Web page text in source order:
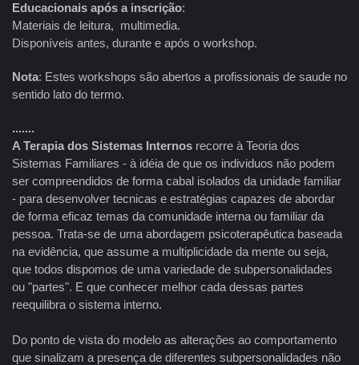
Educacionais após a inscrição:
Materiais de leitura, multimedia.
Disponíveis antes, durante e após o workshop.
Nota: Estes workshops são abertos a profissionais de saude no
sentido lato do termo.
.......
A Terapia dos Sistemas Internos recorre à Teoria dos
Sistemas Familiares - à idéia de que os individuos não podem
ser compreendidos de forma cabal isolados da unidade familiar
- para desenvolver tecnicas e estratégias capazes de abordar
de forma eficaz temas da comunidade interna ou familiar da
pessoa. Trata-se de uma abordagem psicoterapêutica baseada
na evidência, que assume a multiplicidade da mente ou seja,
que todos dispomos de uma variedade de subpersonalidades
ou "partes". E que conhecer melhor cada dessas partes
reequilibra o sistema interno.
Do ponto de vista do modelo as alterações ao comportamento
que sinalizam a presença de diferentes subpersonalidades não